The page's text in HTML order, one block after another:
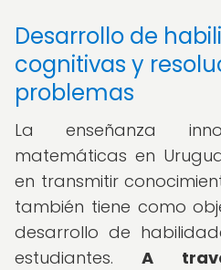
Desarrollo de
cognitivas y
problemas
La enseñanza
matemáticas en
en transmitir
también tiene como
desarrollo de
estudiantes.A